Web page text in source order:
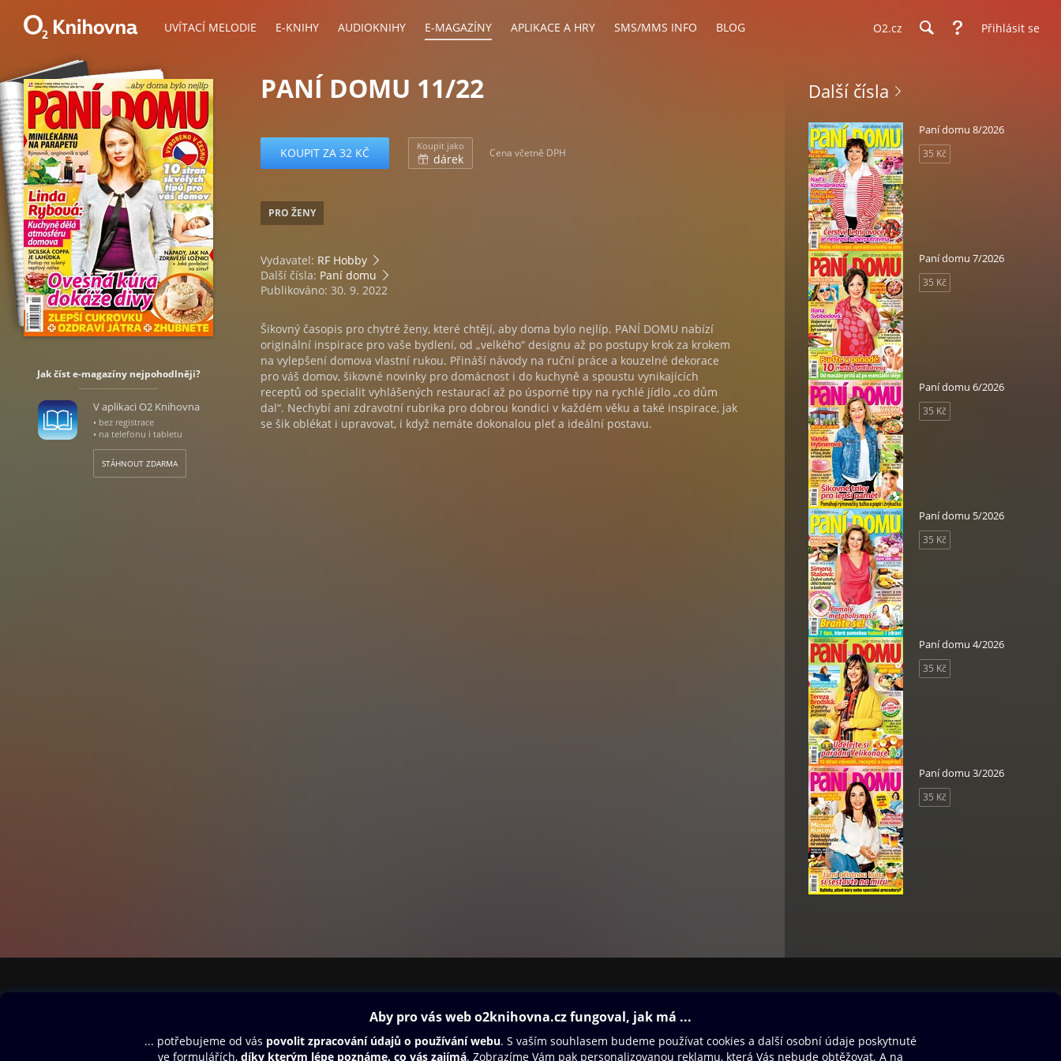
UVÍTACÍ MELODIE E-KNIHY AUDIOKNIHY E-MAGAZÍNY APLIKACE A HRY SMS/MMS INFO BLOG O2.cz Přihlásit se
Jak číst e-magazíny nejpohodlněji?
V aplikaci O2 Knihovna
• bez registrace
• na telefonu i tabletu
STÁHNOUT ZDARMA
PANÍ DOMU 11/22
KOUPIT ZA 32 KČ Koupit jako
dárek Cena včetně DPH
PRO ŽENY
Vydavatel: RF Hobby
Další čísla: Paní domu
Publikováno: 30. 9. 2022
Šikovný časopis pro chytré ženy, které chtějí, aby doma bylo nejlíp. PANÍ DOMU nabízí
originální inspirace pro vaše bydlení, od „velkého“ designu až po postupy krok za krokem
na vylepšení domova vlastní rukou. Přináší návody na ruční práce a kouzelné dekorace
pro váš domov, šikovné novinky pro domácnost i do kuchyně a spoustu vynikajících
receptů od specialit vyhlášených restaurací až po úsporné tipy na rychlé jídlo „co dům
dal“. Nechybí ani zdravotní rubrika pro dobrou kondici v každém věku a také inspirace, jak
se šik oblékat i upravovat, i když nemáte dokonalou pleť a ideální postavu.
Další čísla
Paní domu 8/2026
35 Kč
Paní domu 7/2026
35 Kč
Paní domu 6/2026
35 Kč
Paní domu 5/2026
35 Kč
Paní domu 4/2026
35 Kč
Paní domu 3/2026
35 Kč
Aplikace a hry
SMS/MMS Info
Dárkový poukaz
Oneplay Originály